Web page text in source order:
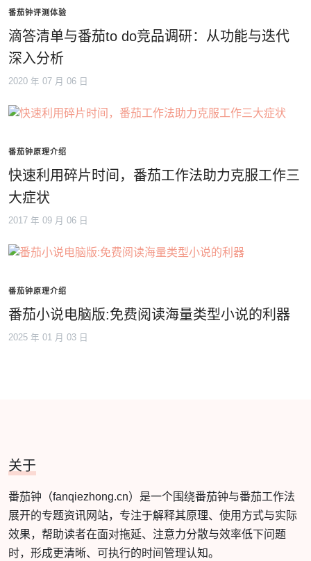
番茄钟评测体验
滴答清单与番茄to do竞品调研：从功能与迭代
深入分析
2020 年 07 月 06 日
番茄钟原理介绍
快速利用碎片时间，番茄工作法助力克服工作三
大症状
2017 年 09 月 06 日
番茄钟原理介绍
番茄小说电脑版:免费阅读海量类型小说的利器
2025 年 01 月 03 日
关于
番茄钟（fanqiezhong.cn）是一个围绕番茄钟与番茄工作法
展开的专题资讯网站，专注于解释其原理、使用方式与实际
效果，帮助读者在面对拖延、注意力分散与效率低下问题
时，形成更清晰、可执行的时间管理认知。